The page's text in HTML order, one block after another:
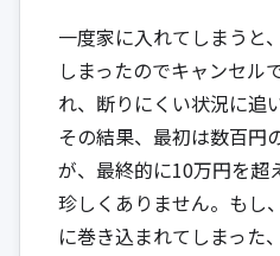
一度家に入れてしまうと
しまったのでキャンセル
れ、断りにくい状況に追
その結果、最初は数百円
が、最終的に10万円を超
珍しくありません。もし
に巻き込まれてしまった